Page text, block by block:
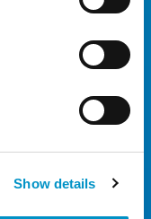
Show details